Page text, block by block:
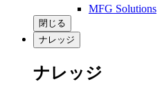
MFG Solutions
閉じる
ナレッジ
ナレッジ